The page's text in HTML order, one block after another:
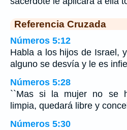
Referencia Cruzada
Números 5:12
Habla a los hijos de Israel,
alguno se desvía y le es
Números 5:28
``Mas si la mujer no se
limpia, quedará libre y
Números 5:30